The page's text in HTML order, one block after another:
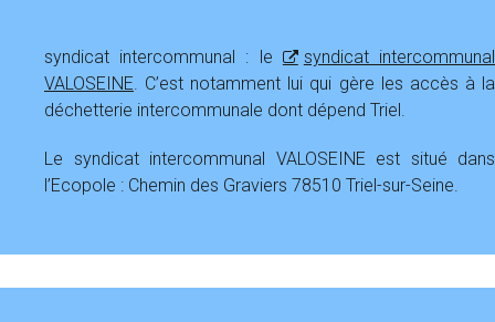
syndicat intercommunal : le
syndicat intercommunal
VALOSEINE . C’est notamment lui qui gère les accès à la
déchetterie intercommunale dont dépend Triel.
Le syndicat intercommunal VALOSEINE est situé dans
l’Ecopole : Chemin des Graviers 78510 Triel-sur-Seine.